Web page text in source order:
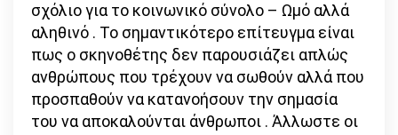
σχόλιο για το κοινωνικό σύνολο – Ωμό αλλά
αληθινό . Το σημαντικότερο επίτευγμα είναι
πως ο σκηνοθέτης δεν παρουσιάζει απλώς
ανθρώπους που τρέχουν να σωθούν αλλά που
προσπαθούν να κατανοήσουν την σημασία
του να αποκαλούνται άνθρωποι . Άλλωστε οι